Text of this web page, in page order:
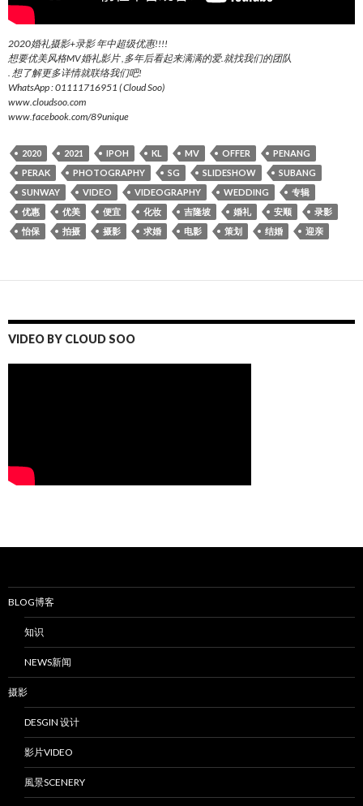
2020婚礼摄影+录影 年中超级优惠!!!!
想要优美风格MV婚礼影片 ,多年后看起来满满的爱.就找我们的团队
. 想了解更多详情就联络我们吧!
WhatsApp : 01111716951 ( Cloud Soo)
www.cloudsoo.com
www.facebook.com/89unique
2020 2021 IPOH KL MV OFFER
PENANG
PERAK
PHOTOGRAPHY SG SLIDESHOW
SUBANG
SUNWAY
VIDEO VIDEOGRAPHY WEDDING
专辑
优惠
优美 便宜 化妆 吉隆坡 婚礼 安顺
录影
怡保
拍摄 摄影 求婚 电影 策划 结婚 迎亲
VIDEO BY CLOUD SOO
BLOG博客
知识
NEWS新闻
摄影
DESGIN 设计
影片VIDEO
風景SCENERY